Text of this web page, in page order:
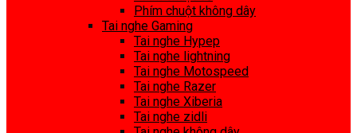
Phím chuột không dây
Tai nghe Gaming
Tai nghe Hypep
Tai nghe lightning
Tai nghe Motospeed
Tai nghe Razer
Tai nghe Xiberia
Tai nghe zidli